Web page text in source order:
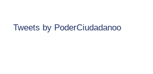
Tweets by PoderCiudadanoo